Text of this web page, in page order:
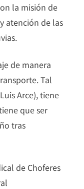
la misión de
atención de las
de manera
Tal
Arce), tiene
que ser
tras
de Choferes